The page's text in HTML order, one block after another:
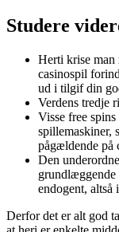
Studere
Herti krise man
casinospil
ud i tilgif din
Verdens tredje
Visse free
spillemaskiner,
pågældende på
Den
grundlæggende
endogent, altså
Derfor det er alt god